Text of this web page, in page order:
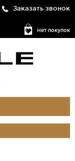
Заказать звонок
Нет покупок